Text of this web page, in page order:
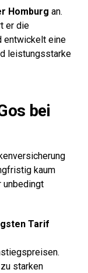
Homburg an.
er die
entwickelt eine
leistungsstarke
bei
kaum
unbedingt
Tarif
starken